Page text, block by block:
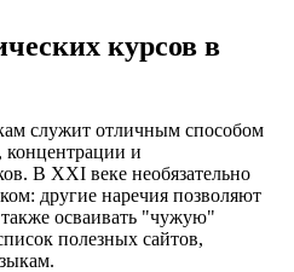
курсов в
служит отличным способом
и
В XXI веке необязательно
другие наречия позволяют
также осваивать "чужую"
полезных сайтов,